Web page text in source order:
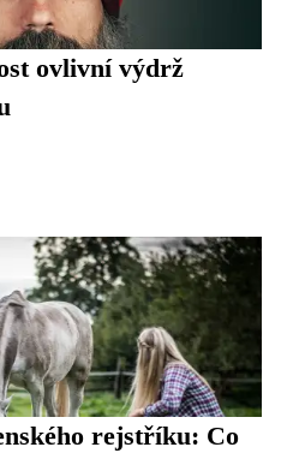
ovlivní výdrž
rejstříku: Co